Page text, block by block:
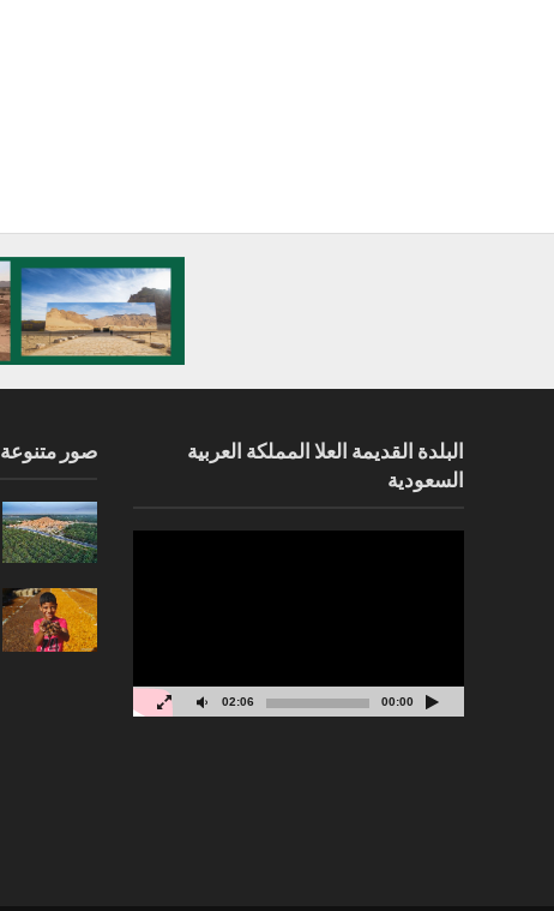
صور متنوعة
البلدة القديمة العلا المملكة العربية
السعودية
00:00
02:06